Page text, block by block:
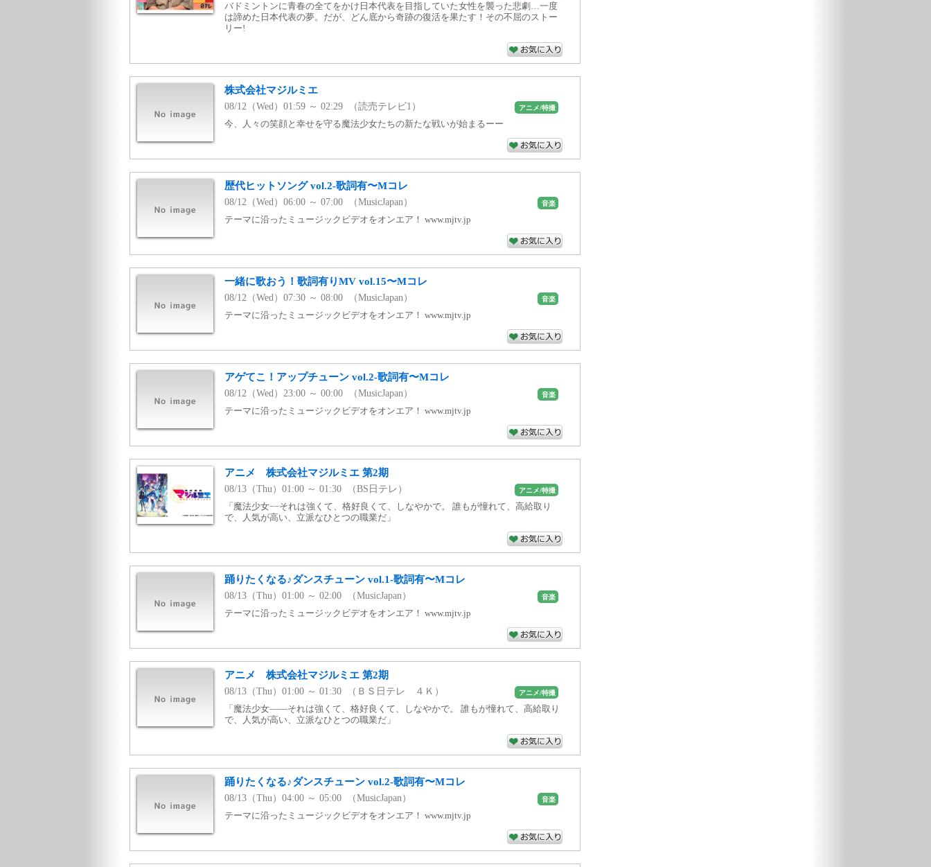
バドミントンに青春の全てをかけ日本代表を目指していた女性を襲った悲劇…一度
は諦めた日本代表の夢。だが、どん底から奇跡の復活を果たす！その不屈のストー
リー!
株式会社マジルミエ
08/12（Wed）01:59 ～ 02:29 （読売テレビ1） アニメ/特撮
今、人々の笑顔と幸せを守る魔法少女たちの新たな戦いが始まるーー
歴代ヒットソング vol.2-歌詞有〜Mコレ
08/12（Wed）06:00 ～ 07:00 （MusicJapan） 音楽
テーマに沿ったミュージックビデオをオンエア！ www.mjtv.jp
一緒に歌おう！歌詞有りMV vol.15〜Mコレ
08/12（Wed）07:30 ～ 08:00 （MusicJapan） 音楽
テーマに沿ったミュージックビデオをオンエア！ www.mjtv.jp
アゲてこ！アップチューン vol.2-歌詞有〜Mコレ
08/12（Wed）23:00 ～ 00:00 （MusicJapan） 音楽
テーマに沿ったミュージックビデオをオンエア！ www.mjtv.jp
アニメ 株式会社マジルミエ 第2期
08/13（Thu）01:00 ～ 01:30 （BS日テレ） アニメ/特撮
「魔法少女−−それは強くて、格好良くて、しなやかで。 誰もが憧れて、高給取り
で、人気が高い、立派なひとつの職業だ」
踊りたくなる♪ダンスチューン vol.1-歌詞有〜Mコレ
08/13（Thu）01:00 ～ 02:00 （MusicJapan） 音楽
テーマに沿ったミュージックビデオをオンエア！ www.mjtv.jp
アニメ 株式会社マジルミエ 第2期
08/13（Thu）01:00 ～ 01:30 （ＢＳ日テレ ４Ｋ） アニメ/特撮
「魔法少女——それは強くて、格好良くて、しなやかで。 誰もが憧れて、高給取り
で、人気が高い、立派なひとつの職業だ」
踊りたくなる♪ダンスチューン vol.2-歌詞有〜Mコレ
08/13（Thu）04:00 ～ 05:00 （MusicJapan） 音楽
テーマに沿ったミュージックビデオをオンエア！ www.mjtv.jp